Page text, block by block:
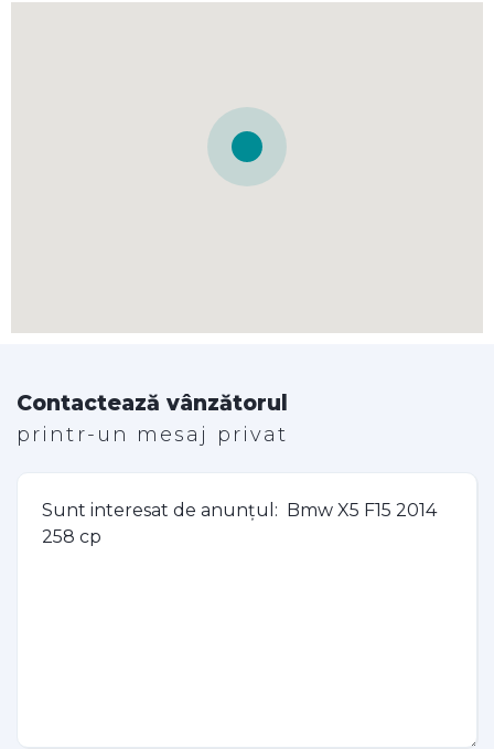
Contactează vânzătorul
printr-un mesaj privat